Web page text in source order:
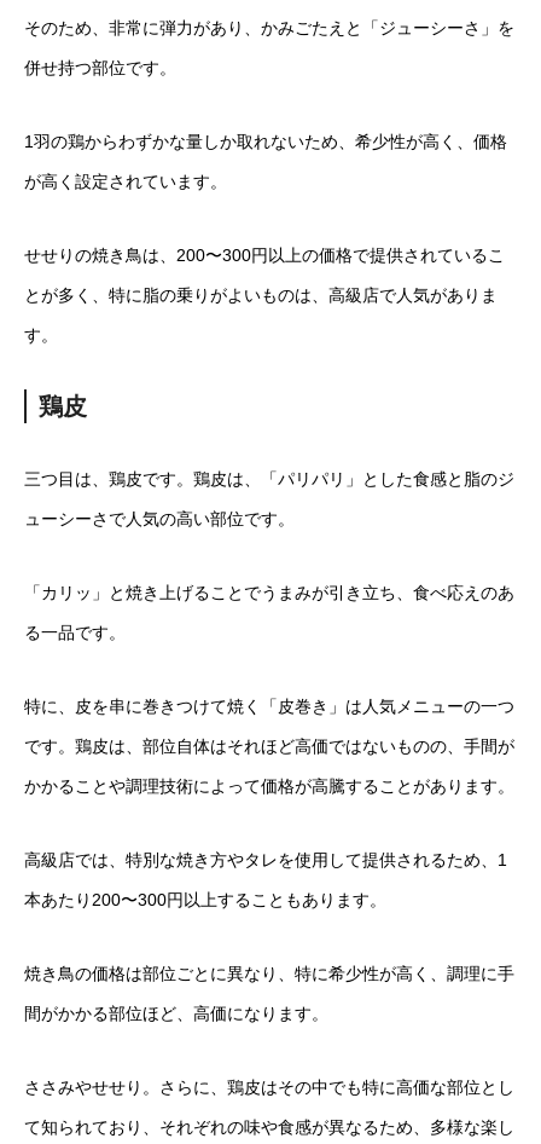
そのため、非常に弾力があり、かみごたえと「ジューシーさ」を
併せ持つ部位です。
1羽の鶏からわずかな量しか取れないため、希少性が高く、価格
が高く設定されています。
せせりの焼き鳥は、200〜300円以上の価格で提供されているこ
とが多く、特に脂の乗りがよいものは、高級店で人気がありま
す。
鶏皮
三つ目は、鶏皮です。鶏皮は、「パリパリ」とした食感と脂のジ
ューシーさで人気の高い部位です。
「カリッ」と焼き上げることでうまみが引き立ち、食べ応えのあ
る一品です。
特に、皮を串に巻きつけて焼く「皮巻き」は人気メニューの一つ
です。鶏皮は、部位自体はそれほど高価ではないものの、手間が
かかることや調理技術によって価格が高騰することがあります。
高級店では、特別な焼き方やタレを使用して提供されるため、1
本あたり200〜300円以上することもあります。
焼き鳥の価格は部位ごとに異なり、特に希少性が高く、調理に手
間がかかる部位ほど、高価になります。
ささみやせせり。さらに、鶏皮はその中でも特に高価な部位とし
て知られており、それぞれの味や食感が異なるため、多様な楽し